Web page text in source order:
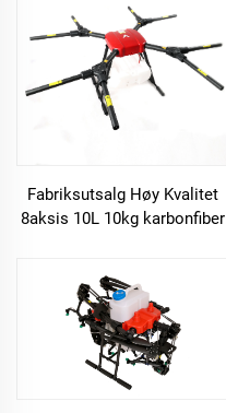
Fabriksutsalg Høy Kvalitet
8aksis 10L 10kg karbonfiber